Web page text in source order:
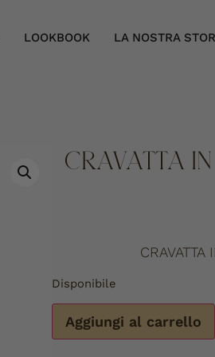
LOOKBOOK LA NOSTRA
CRAVATTA
Disponibile
Aggiungi al carrello